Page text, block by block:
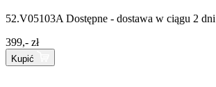
52.V05103A Dostępne - dostawa w ciągu 2 dni
399,- zł
Kupić